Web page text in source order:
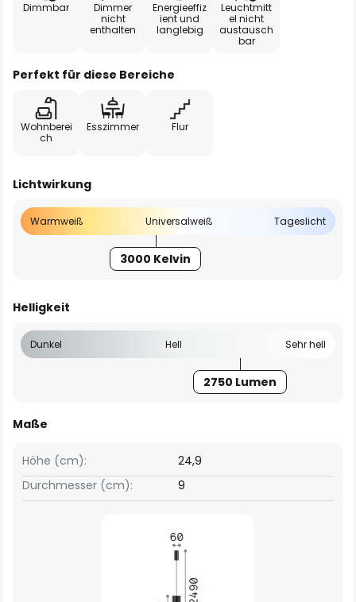
Dimmbar
Dimmer
nicht
enthalten
Energieeffiz
ient und
langlebig
Leuchtmitt
el nicht
austausch
bar
Perfekt für diese Bereiche
Wohnberei
ch
Esszimmer Flur
Lichtwirkung
Warmweiß Universalweiß Tageslicht
3000 Kelvin
Helligkeit
Dunkel Hell Sehr hell
2750 Lumen
Maße
Höhe (cm):
24,9
Durchmesser (cm):
9